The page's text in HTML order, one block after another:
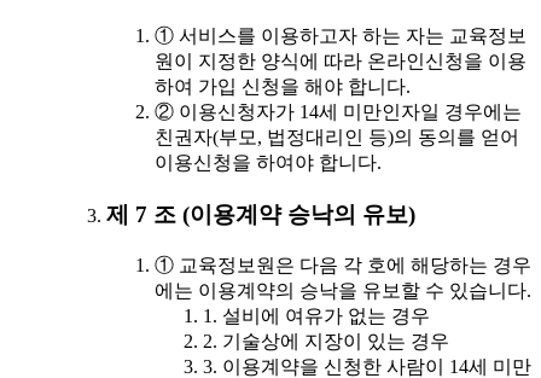
① 서비스를 이용하고자 하는 자는 교육정보
원이 지정한 양식에 따라 온라인신청을 이용
하여 가입 신청을 해야 합니다.
② 이용신청자가 14세 미만인자일 경우에는
친권자(부모, 법정대리인 등)의 동의를 얻어
이용신청을 하여야 합니다.
제 7 조 (이용계약 승낙의 유보)
① 교육정보원은 다음 각 호에 해당하는 경우
에는 이용계약의 승낙을 유보할 수 있습니다.
1. 설비에 여유가 없는 경우
2. 기술상에 지장이 있는 경우
3. 이용계약을 신청한 사람이 14세 미만